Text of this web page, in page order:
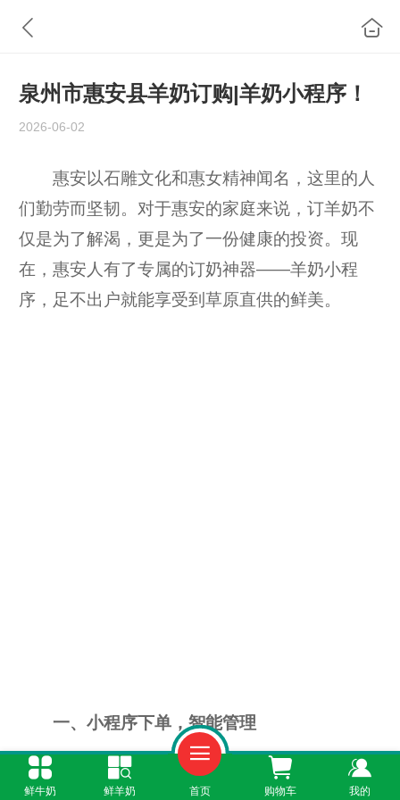
泉州市惠安县羊奶订购|羊奶小程序！
2026-06-02
惠安以石雕文化和惠女精神闻名，这里的人
们勤劳而坚韧。对于惠安的家庭来说，订羊奶不
仅是为了解渴，更是为了一份健康的投资。现
在，惠安人有了专属的订奶神器——羊奶小程
序，足不出户就能享受到草原直供的鲜美。
一、小程序下单，智能管理
“鲜奶365”小程序是惠安居民订购羊奶的首选
鲜牛奶 鲜羊奶 首页 购物车 我的